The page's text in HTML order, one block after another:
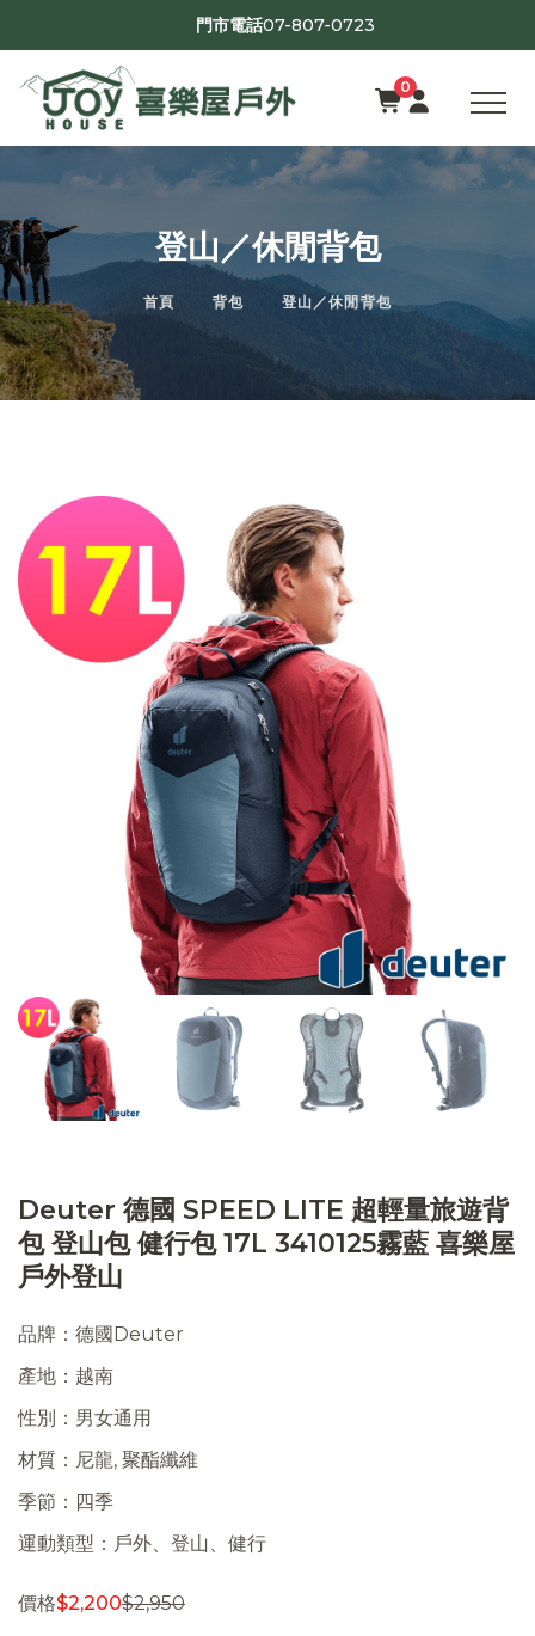
門市電話07-807-0723
0
登山／休閒背包
首頁 背包 登山／休閒背包
Deuter 德國 SPEED LITE 超輕量旅遊背
包 登山包 健行包 17L 3410125霧藍 喜樂屋
戶外登山
品牌：德國Deuter
產地：越南
性別：男女通用
材質：尼龍, 聚酯纖維
季節：四季
運動類型：戶外、登山、健行
價格$2,200$2,950